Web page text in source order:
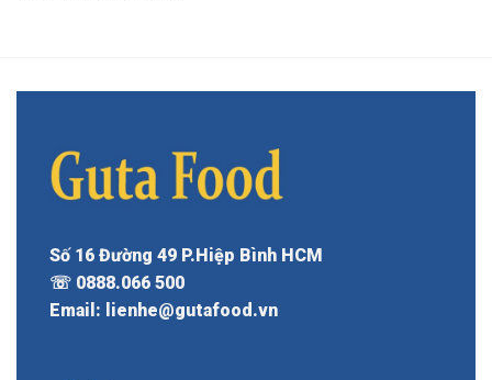
Số 16 Đường 49 P.Hiệp Bình HCM
☏ 0888.066 500
Email: lienhe@gutafood.vn